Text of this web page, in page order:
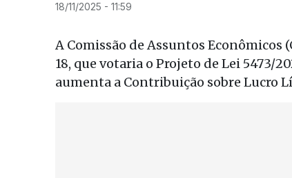
18/11/2025 - 11:59
A Comissão de Assuntos Econômicos
18, que votaria o Projeto de Lei 5473/
aumenta a Contribuição sobre Lucro